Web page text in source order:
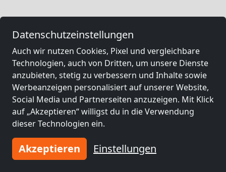
Datenschutzeinstellungen
Auch wir nutzen Cookies, Pixel und vergleichbare
Technologien, auch von Dritten, um unsere Dienste
anzubieten, stetig zu verbessern und Inhalte sowie
Werbeanzeigen personalisiert auf unserer Website,
Social Media und Partnerseiten anzuzeigen. Mit Klick
auf „Akzeptieren“ willigst du in die Verwendung
dieser Technologien ein.
Akzeptieren Einstellungen